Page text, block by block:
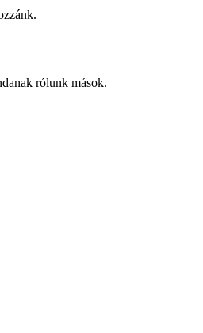
rólunk mások.